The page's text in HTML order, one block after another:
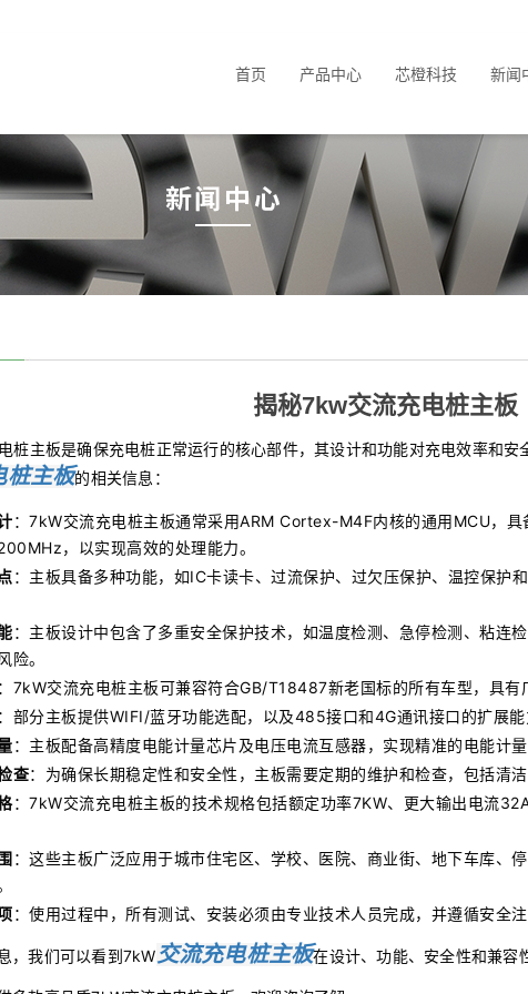
首页 产品中心 芯橙科技 新闻
揭秘7kw交流充电桩主板
桩主板是确保充电桩正常运行的核心部件，其设计和功能对充电效率和
桩主板的相关信息：
：7kW交流充电桩主板通常采用ARM Cortex-M4F内核的通用MCU，
，以实现高效的处理能力。
：主板具备多种功能，如IC卡读卡、过流保护、过欠压保护、温控保护
：主板设计中包含了多重安全保护技术，如温度检测、急停检测、粘连
险。
：7kW交流充电桩主板可兼容符合GB/T18487新老国标的所有车型，具有
：部分主板提供WIFI/蓝牙功能选配，以及485接口和4G通讯接口的扩展
：主板配备高精度电能计量芯片及电压电流互感器，实现精准的电能计
查：为确保长期稳定性和安全性，主板需要定期的维护和检查，包括清
：7kW交流充电桩主板的技术规格包括额定功率7KW、更大输出电流
：这些主板广泛应用于城市住宅区、学校、医院、商业街、地下车库、
：使用过程中，所有测试、安装必须由专业技术人员完成，并遵循安全
，我们可以看到7kW交流充电桩主板在设计、功能、安全性和兼容